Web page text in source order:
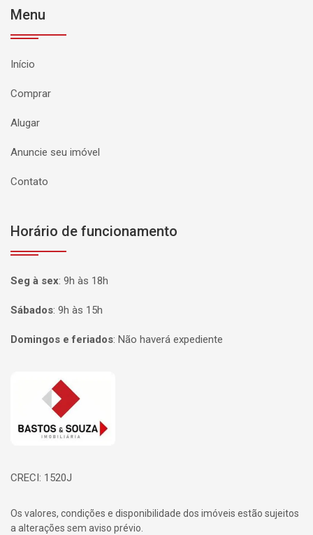
Menu
Início
Comprar
Alugar
Anuncie seu imóvel
Contato
Horário de funcionamento
Seg à sex: 9h às 18h
Sábados: 9h às 15h
Domingos e feriados: Não haverá expediente
Página inicial
CRECI: 1520J
Os valores, condições e disponibilidade dos imóveis estão sujeitos
a alterações sem aviso prévio.